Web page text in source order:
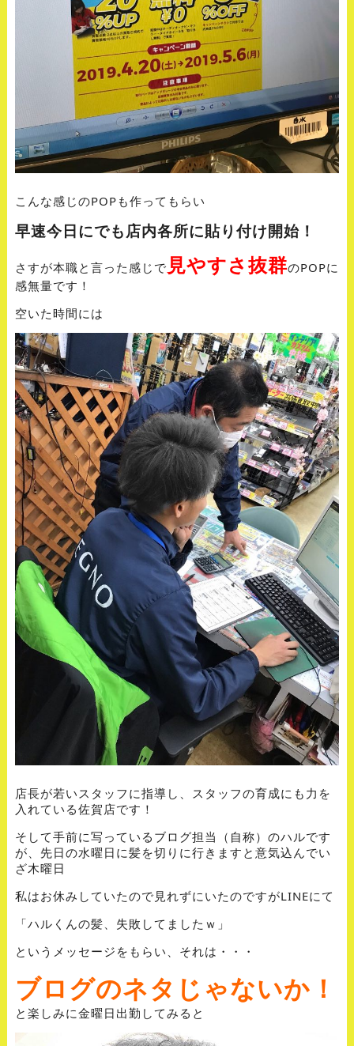
こんな感じのPOPも作ってもらい
早速今日にでも店内各所に貼り付け開始！
さすが本職と言った感じで 見やすさ抜群のPOPに
感無量です！
空いた時間には
店長が若いスタッフに指導し、スタッフの育成にも力を
入れている佐賀店です！
そして手前に写っているブログ担当（自称）のハルです
が、先日の水曜日に髪を切りに行きますと意気込んでい
ざ木曜日
私はお休みしていたので見れずにいたのですがLINEにて
「ハルくんの髪、失敗してましたｗ」
というメッセージをもらい、それは・・・
ブログのネタじゃないか！
と楽しみに金曜日出勤してみると